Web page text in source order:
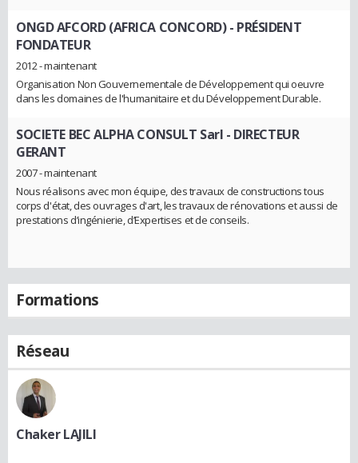
ONGD AFCORD (AFRICA CONCORD)- PRÉSIDENT
FONDATEUR
2012 - maintenant
Organisation Non Gouvernementale de Développement qui oeuvre
dans les domaines de l'humanitaire et du Développement Durable.
SOCIETE BEC ALPHA CONSULT Sarl - DIRECTEUR
GERANT
2007 - maintenant
Nous réalisons avec mon équipe, des travaux de constructions tous
corps d'état, des ouvrages d'art, les travaux de rénovations et aussi de
prestations d’ingénierie, d’Expertises et de conseils.
Formations
Réseau
Chaker LAJILI